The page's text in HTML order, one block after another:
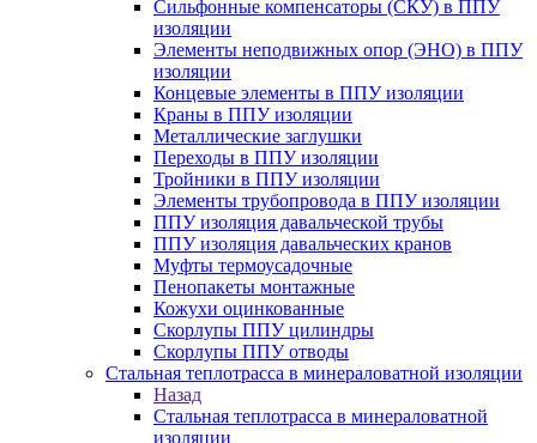
Cильфонные компенсаторы (СКУ) в ППУ
изоляции
Элементы неподвижных опор (ЭНО) в ППУ
изоляции
Концевые элементы в ППУ изоляции
Краны в ППУ изоляции
Металлические заглушки
Переходы в ППУ изоляции
Тройники в ППУ изоляции
Элементы трубопровода в ППУ изоляции
ППУ изоляция давальческой трубы
ППУ изоляция давальческих кранов
Муфты термоусадочные
Пенопакеты монтажные
Кожухи оцинкованные
Скорлупы ППУ цилиндры
Скорлупы ППУ отводы
Стальная теплотрасса в минераловатной изоляции
Назад
Стальная теплотрасса в минераловатной
изоляции